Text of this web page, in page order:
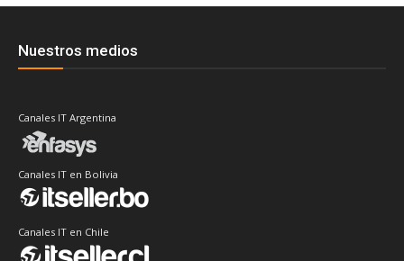
Nuestros medios
Canales IT Argentina
Canales IT en Bolivia
Canales IT en Chile